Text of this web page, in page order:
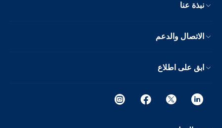
نبذة عنا
الاتصال والدعم
ابق على اطلاع